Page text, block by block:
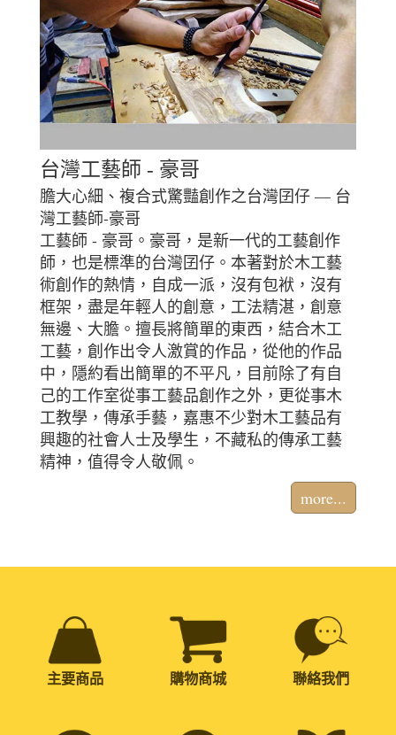
台灣工藝師 - 豪哥
膽大心細、複合式驚豔創作之台灣囝仔 — 台
灣工藝師-豪哥
工藝師 - 豪哥。豪哥，是新一代的工藝創作
師，也是標準的台灣囝仔。本著對於木工藝
術創作的熱情，自成一派，沒有包袱，沒有
框架，盡是年輕人的創意，工法精湛，創意
無邊、大膽。擅長將簡單的東西，結合木工
工藝，創作出令人激賞的作品，從他的作品
中，隱約看出簡單的不平凡，目前除了有自
己的工作室從事工藝品創作之外，更從事木
工教學，傳承手藝，嘉惠不少對木工藝品有
興趣的社會人士及學生，不藏私的傳承工藝
精神，值得令人敬佩。
more...
主要商品 購物商城 聯絡我們